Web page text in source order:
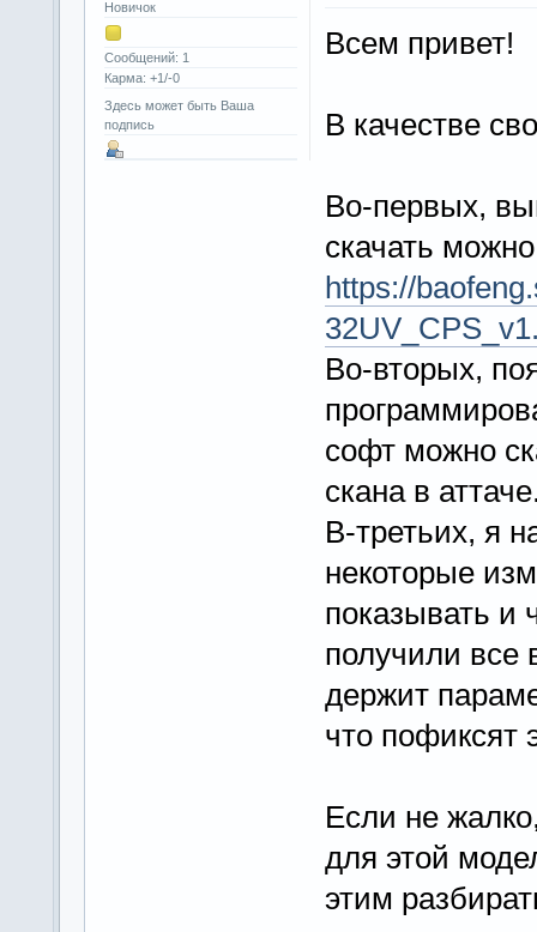
Новичок
Сообщений: 1
Карма: +1/-0
Здесь может быть Ваша
подпись
Всем привет!
В качестве
Во-первых,
скачать
https://
Во-вторых,
софт можно
скана в
В-третьих, я
некоторые
показывать и
получили все
держит
что пофиксят
Если не
для этой
этим